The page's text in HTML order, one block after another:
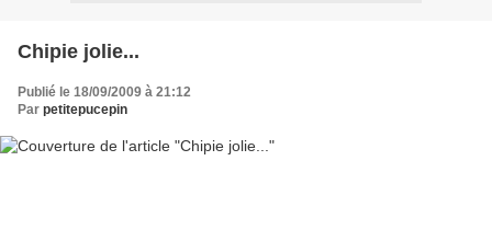
Chipie jolie...
Publié le 18/09/2009 à 21:12
Par petitepucepin